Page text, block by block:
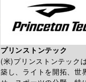
プリンストンテック
(米)プリンストンテック
築し、ライトを開拓、世